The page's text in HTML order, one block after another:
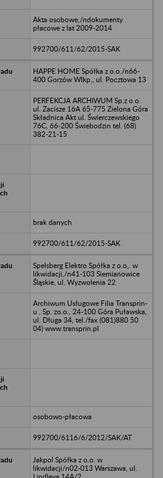
Akta osobowe,/ndokumenty
płacowe z lat 2009-2014
992700/611/62/2015-SAK
HAPPE HOME Spółka z o.o./n66-
400 Gorzów Wlkp., ul. Pocztowa 13
PERFEKCJA ARCHIWUM Sp.z o.o.
ul. Zacisze 16A 65-775 Zielona Góra
Składnica Akt ul. Świerczewskiego
76C, 66-200 Świebodzin tel. (68)
382-21-15
brak danych
992700/611/62/2015-SAK
Spelsberg Elektro Spółka z o.o,. w
likwidacji,/n41-103 Siemianowice
Śląskie, ul. Wyzwolenia 22
Archiwum Usługowe Filia Transprin-
u , Sp. zo.o., 24-100 Góra Puławska,
ul. Długa 34, tel./fax (081)880 50
04) www.transprin.pl
osobowo-płacowa
992700/6116/6/2012/SAK/AT
Jakpol Spółka z o.o. w
likwidacji/n02-013 Warszawa, ul.